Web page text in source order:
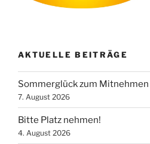
AKTUELLE BEITRÄGE
Sommerglück zum
7. August 2026
Bitte Platz nehmen!
4. August 2026